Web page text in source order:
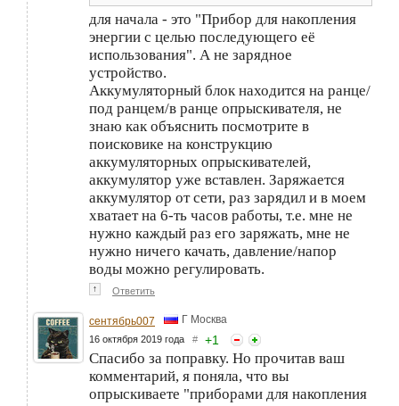
для начала - это "Прибор для накопления
энергии с целью последующего её
использования". А не зарядное
устройство.
Аккумуляторный блок находится на ранце/
под ранцем/в ранце опрыскивателя, не
знаю как объяснить посмотрите в
поисковике на конструкцию
аккумуляторных опрыскивателей,
аккумулятор уже вставлен. Заряжается
аккумулятор от сети, раз зарядил и в моем
хватает на 6-ть часов работы, т.е. мне не
нужно каждый раз его заряжать, мне не
нужно ничего качать, давление/напор
воды можно регулировать.
↑ Ответить
сентябрь007 Г Москва
16 октября 2019 года # +1
Спасибо за поправку. Но прочитав ваш
комментарий, я поняла, что вы
опрыскиваете "приборами для накопления